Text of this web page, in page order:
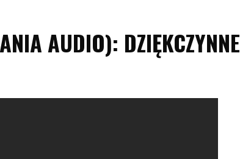
AUDIO): DZIĘKCZYNNE